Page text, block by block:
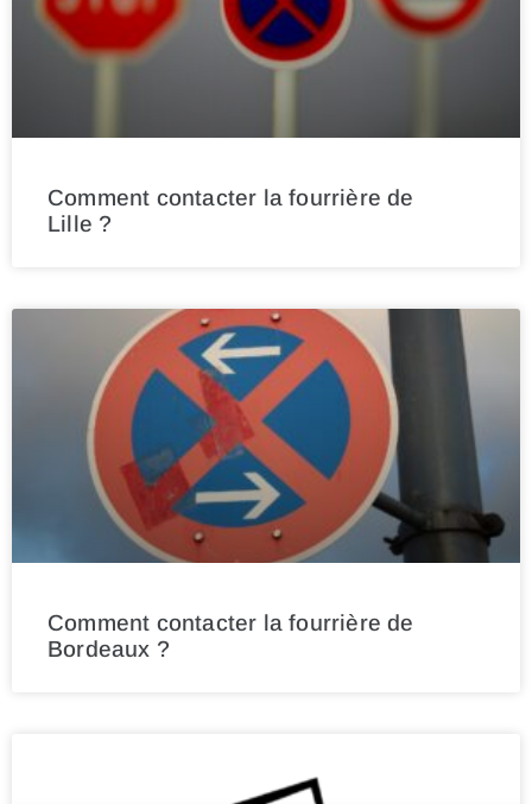
Comment contacter la fourrière de
Lille ?
Comment contacter la fourrière de
Bordeaux ?